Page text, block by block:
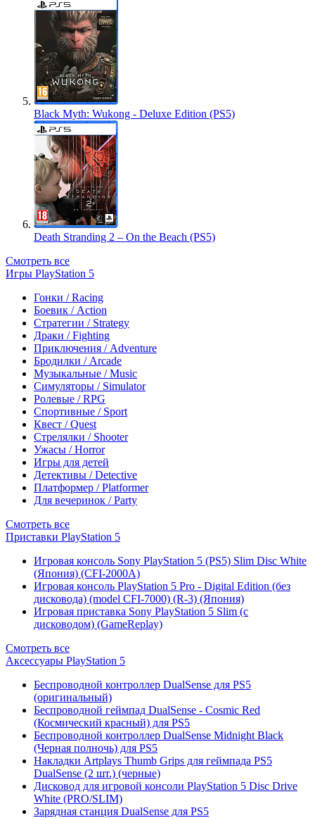
Black Myth: Wukong - Deluxe Edition (PS5)
Death Stranding 2 – On the Beach (PS5)
Смотреть все
Игры PlayStation 5
Гонки / Racing
Боевик / Action
Стратегии / Strategy
Драки / Fighting
Приключения / Adventure
Бродилки / Arcade
Музыкальные / Music
Симуляторы / Simulator
Ролевые / RPG
Спортивные / Sport
Квест / Quest
Стрелялки / Shooter
Ужасы / Horror
Игры для детей
Детективы / Detective
Платформер / Platformer
Для вечеринок / Party
Смотреть все
Приставки PlayStation 5
Игровая консоль Sony PlayStation 5 (PS5) Slim Disc White
(Япония) (CFI-2000A)
Игровая консоль PlayStation 5 Pro - Digital Edition (без
дисковода) (model CFI-7000) (R-3) (Япония)
Игровая приставка Sony PlayStation 5 Slim (с
дисководом) (GameReplay)
Смотреть все
Аксессуары PlayStation 5
Беспроводной контроллер DualSense для PS5
(оригинальный)
Беспроводной геймпад DualSense - Cosmic Red
(Космический красный) для PS5
Беспроводной контроллер DualSense Midnight Black
(Черная полночь) для PS5
Накладки Artplays Thumb Grips для геймпада PS5
DualSense (2 шт.) (черные)
Дисковод для игровой консоли PlayStation 5 Disc Drive
White (PRO/SLIM)
Зарядная станция DualSense для PS5